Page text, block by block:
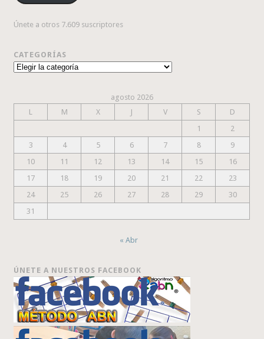
Únete a otros 7.609 suscriptores
CATEGORÍAS
Categorías
agosto 2026
L
M X J V S
D
1
2
3
4 5 6 7 8
9
10
11 12 13 14 15
16
17
18 19 20 21 22
23
24
25 26 27 28 29
30
31
« Abr
ÚNETE A NUESTROS FACEBOOK